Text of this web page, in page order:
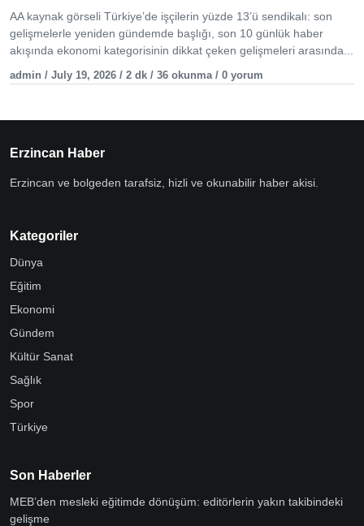
AA kaynak görseli Türkiye’de işçilerin yüzde 13’ü sendikalı: son
gelişmelerle yeniden gündemde başlığı, son 10 günlük haber
akışında ekonomi kategorisinin dikkat çeken gelişmeleri arasında...
admin / July 19, 2026 / 2 dk / 36 okunma / 0 yorum
Erzincan Haber
Erzincan ve bolgeden tarafsiz, hizli ve okunabilir haber akisi.
Kategoriler
Dünya
Eğitim
Ekonomi
Gündem
Kültür Sanat
Sağlık
Spor
Türkiye
Son Haberler
MEB’den mesleki eğitimde dönüşüm: editörlerin yakın takibindeki
gelişme